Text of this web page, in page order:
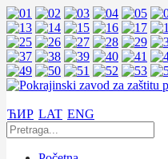
ЋИР LAT ENG